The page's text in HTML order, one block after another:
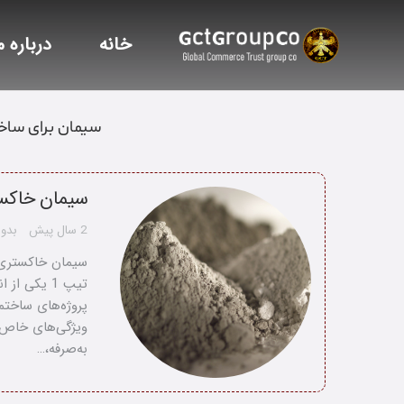
خانه درباره
سیمان برای
سیمان
2 سال پیش
تیپ 1
پروژه‌های
ویژگی‌های خاص
به‌صرفه،…